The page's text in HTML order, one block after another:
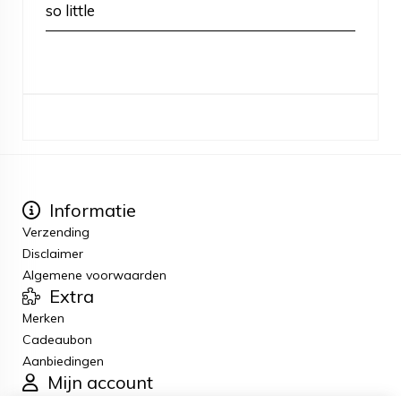
so little
Informatie
Verzending
Disclaimer
Algemene voorwaarden
Extra
Merken
Cadeaubon
Aanbiedingen
Mijn account